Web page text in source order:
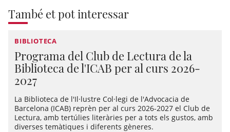
També et pot interessar
BIBLIOTECA
Programa del Club de Lectura de la
Biblioteca de l'ICAB per al curs 2026-
2027
La Biblioteca de l'Il·lustre Col·legi de l'Advocacia de
Barcelona (ICAB) reprèn per al curs 2026-2027 el Club de
Lectura, amb tertúlies literàries per a tots els gustos, amb
diverses temàtiques i diferents gèneres.